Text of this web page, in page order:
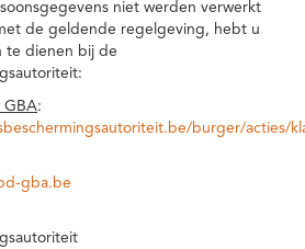
niet werden verwerkt
de geldende regelgeving, hebt u
te dienen bij de
GBA:
burger/acties/
gba.be